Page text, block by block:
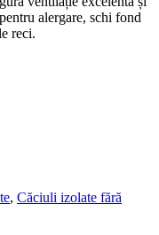
alergare, schi fond
reci.
, Căciuli izolate fără